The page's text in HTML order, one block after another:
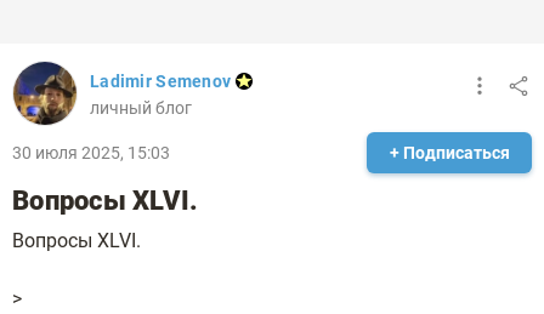
Ladimir Semenov
личный блог
30 июля 2025, 15:03 + Подписаться
Вопросы XLVI.
Вопросы XLVI.
>